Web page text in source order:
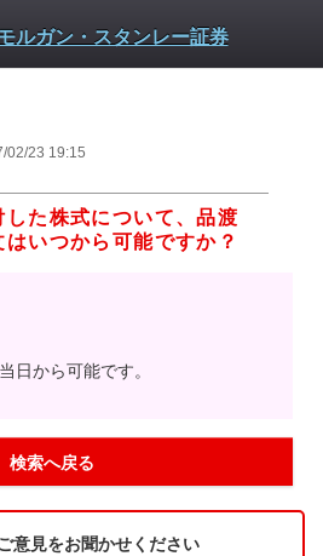
02/23 19:15
た株式について、品渡
はいつから可能ですか？
日から可能です。
検索へ戻る
意見をお聞かせください